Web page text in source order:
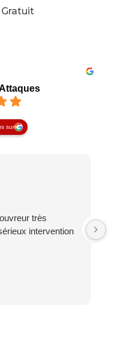
sur
très
intervention